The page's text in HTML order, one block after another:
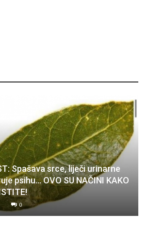
Spašava srce, liječi urinarne
psihu… OVO SU NAČINI KAKO
0